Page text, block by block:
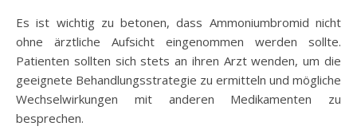
Es ist wichtig zu betonen, dass Ammoniumbromid nicht
ohne ärztliche Aufsicht eingenommen werden sollte.
Patienten sollten sich stets an ihren Arzt wenden, um die
geeignete Behandlungsstrategie zu ermitteln und mögliche
Wechselwirkungen mit anderen Medikamenten zu
besprechen.